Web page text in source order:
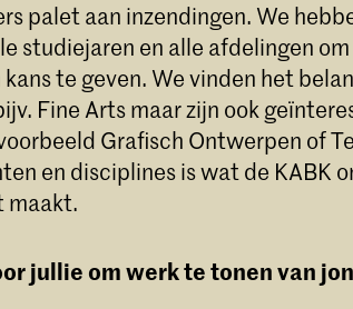
palet aan inzendingen. We
studiejaren en alle afdelingen om
te geven. We vinden het
Fine Arts maar zijn ook
Grafisch Ontwerpen of
en disciplines is wat de KABK
maakt.
jullie om werk te tonen van